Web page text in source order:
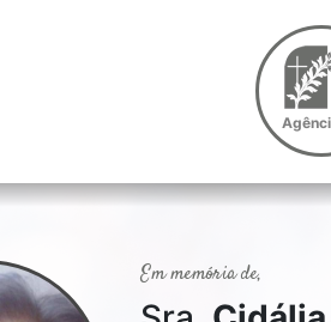
Em memória de,